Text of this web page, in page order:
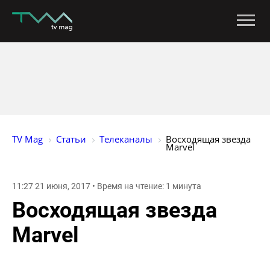
TV Mag Статьи Телеканалы Восходящая звезда
Marvel
11:27 21 июня, 2017 • Время на чтение: 1 минута
Восходящая звезда
Marvel